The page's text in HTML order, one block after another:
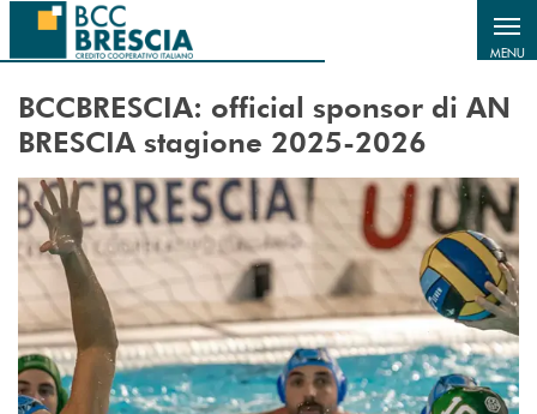
Salta al contenuto principale
MENU
BCCBRESCIA: official sponsor di AN
BRESCIA stagione 2025-2026